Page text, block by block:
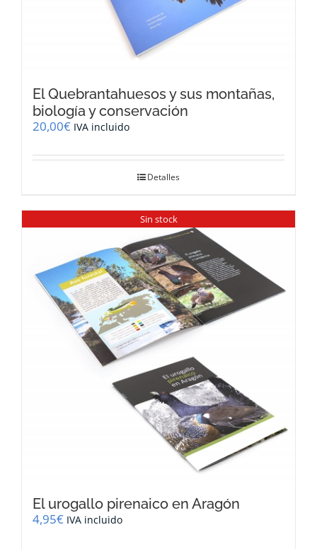
El Quebrantahuesos y sus montañas,
biología y conservación
20,00€ IVA incluido
Detalles
Sin stock
El urogallo pirenaico en Aragón
4,95€ IVA incluido